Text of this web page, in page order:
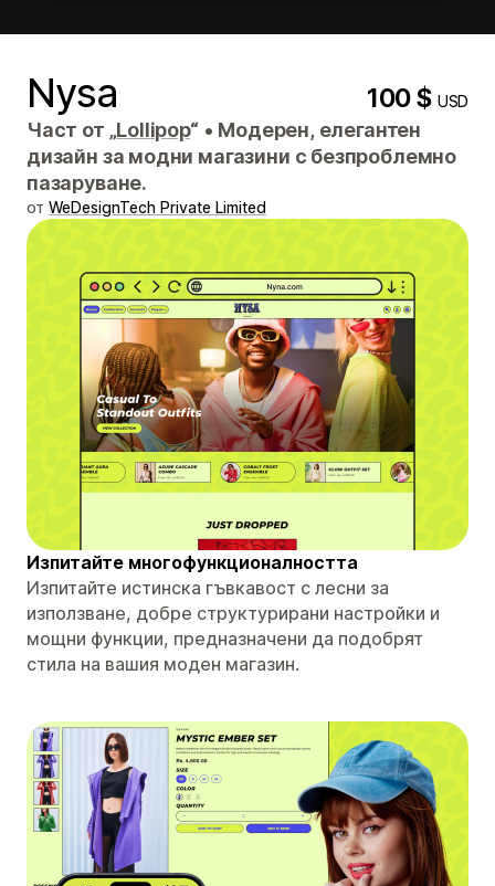
Nysa 100 $USD
Част от „Lollipop“ • Модерен, елегантен
дизайн за модни магазини с безпроблемно
пазаруване.
от WeDesignTech Private Limited
Изпитайте многофункционалността
Изпитайте истинска гъвкавост с лесни за
използване, добре структурирани настройки и
мощни функции, предназначени да подобрят
стила на вашия моден магазин.